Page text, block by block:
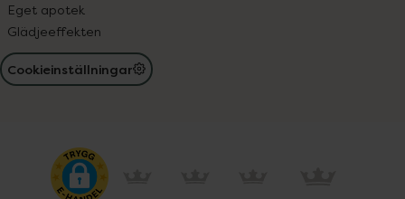
Eget apotek
Glädjeeffekten
Cookieinställningar